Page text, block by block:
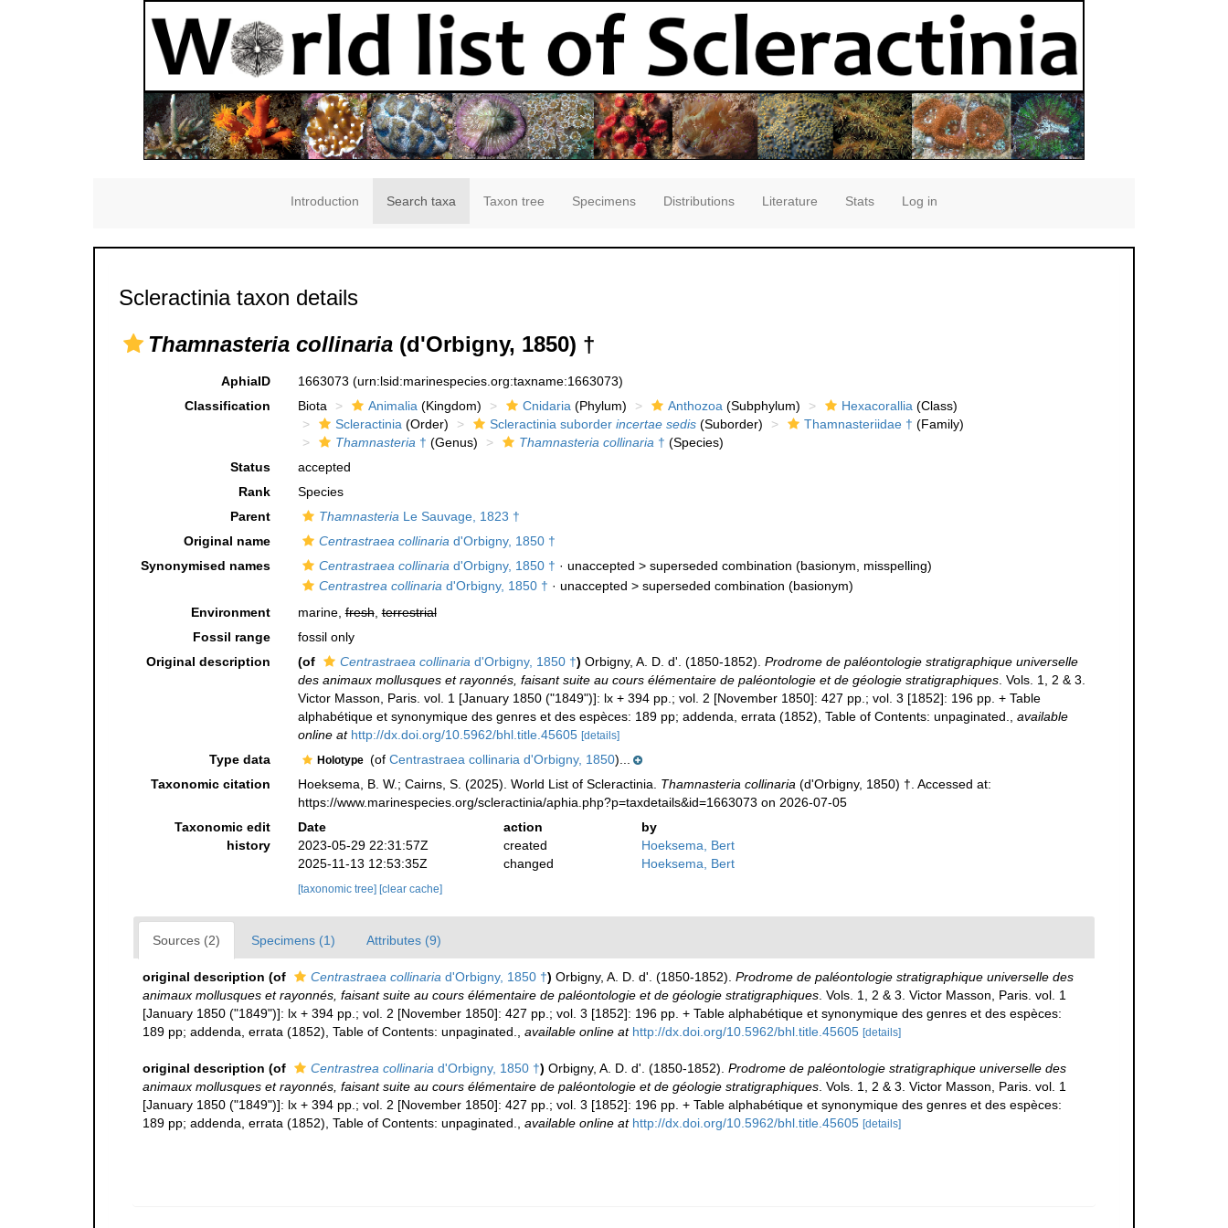
Introduction Search taxa Taxon tree Specimens Distributions Literature Stats Log in
Scleractinia taxon details
Thamnasteria collinaria (d'Orbigny, 1850) †
AphiaID 1663073 (urn:lsid:marinespecies.org:taxname:1663073)
Classification
Biota Animalia(Kingdom) Cnidaria(Phylum) Anthozoa(Subphylum) Hexacorallia(Class)
Scleractinia(Order) Scleractinia suborder incertae sedis(Suborder) Thamnasteriidae † (Family)
Thamnasteria† (Genus) Thamnasteria collinaria† (Species)
Status
accepted
Rank
Species
Parent
ThamnasteriaLe Sauvage, 1823 †
Original name
Centrastraea collinariad'Orbigny, 1850 †
Synonymised names
Centrastraea collinariad'Orbigny, 1850 † · unaccepted > superseded combination (basionym, misspelling)
Centrastrea collinariad'Orbigny, 1850 † · unaccepted > superseded combination (basionym)
Environment
marine,fresh,terrestrial
Fossil range
fossil only
Original description
(of Centrastraea collinariad'Orbigny, 1850 †) Orbigny, A. D. d'. (1850-1852). Prodrome de paléontologie stratigraphique universelle
des animaux mollusques et rayonnés, faisant suite au cours élémentaire de paléontologie et de géologie stratigraphiques. Vols. 1, 2 & 3.
Victor Masson, Paris. vol. 1 [January 1850 ("1849")]: lx + 394 pp.; vol. 2 [November 1850]: 427 pp.; vol. 3 [1852]: 196 pp. + Table
alphabétique et synonymique des genres et des espèces: 189 pp; addenda, errata (1852), Table of Contents: unpaginated., available
online at http://dx.doi.org/10.5962/bhl.title.45605 [details]
Type data Holotype (of Centrastraea collinaria d'Orbigny, 1850)...
Taxonomic citation
Hoeksema, B. W.; Cairns, S. (2025). World List of Scleractinia. Thamnasteria collinaria(d'Orbigny, 1850) †. Accessed at:
https://www.marinespecies.org/scleractinia/aphia.php?p=taxdetails&id=1663073 on 2026-07-05
Taxonomic edit
history
Date action
by
2023-05-29 22:31:57Z
created
Hoeksema, Bert
2025-11-13 12:53:35Z
changed Hoeksema, Bert
[taxonomic tree] [clear cache]
Sources (2) Specimens (1) Attributes (9)
original description (of Centrastraea collinaria d'Orbigny, 1850 †) Orbigny, A. D. d'. (1850-1852). Prodrome de paléontologie stratigraphique universelle des
animaux mollusques et rayonnés, faisant suite au cours élémentaire de paléontologie et de géologie stratigraphiques. Vols. 1, 2 & 3. Victor Masson, Paris. vol. 1
[January 1850 ("1849")]: lx + 394 pp.; vol. 2 [November 1850]: 427 pp.; vol. 3 [1852]: 196 pp. + Table alphabétique et synonymique des genres et des espèces:
189 pp; addenda, errata (1852), Table of Contents: unpaginated., available online at http://dx.doi.org/10.5962/bhl.title.45605 [details]
original description (of Centrastrea collinaria d'Orbigny, 1850 †) Orbigny, A. D. d'. (1850-1852). Prodrome de paléontologie stratigraphique universelle des
animaux mollusques et rayonnés, faisant suite au cours élémentaire de paléontologie et de géologie stratigraphiques. Vols. 1, 2 & 3. Victor Masson, Paris. vol. 1
[January 1850 ("1849")]: lx + 394 pp.; vol. 2 [November 1850]: 427 pp.; vol. 3 [1852]: 196 pp. + Table alphabétique et synonymique des genres et des espèces:
189 pp; addenda, errata (1852), Table of Contents: unpaginated., available online at http://dx.doi.org/10.5962/bhl.title.45605 [details]